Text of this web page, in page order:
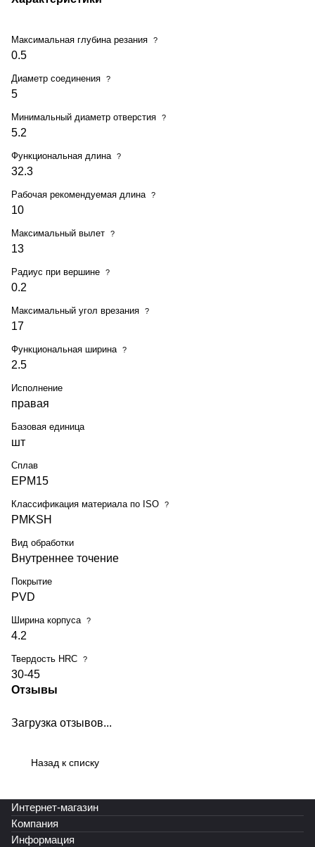
Максимальная глубина резания ?
0.5
Диаметр соединения ?
5
Минимальный диаметр отверстия ?
5.2
Функциональная длина ?
32.3
Рабочая рекомендуемая длина ?
10
Максимальный вылет ?
13
Радиус при вершине ?
0.2
Максимальный угол врезания ?
17
Функциональная ширина ?
2.5
Исполнение
правая
Базовая единица
шт
Сплав
EPM15
Классификация материала по ISO ?
PMKSH
Вид обработки
Внутреннее точение
Покрытие
PVD
Ширина корпуса ?
4.2
Твердость HRC ?
30-45
Отзывы
Загрузка отзывов...
Назад к списку
Интернет-магазин
Компания
Информация